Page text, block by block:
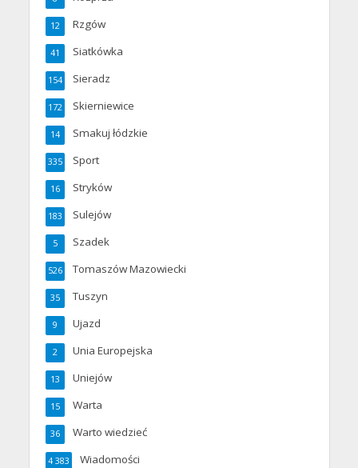
Rzgów
12
Siatkówka
41
Sieradz
154
Skierniewice
172
Smakuj łódzkie
14
Sport
335
Stryków
16
Sulejów
183
Szadek
5
Tomaszów Mazowiecki
526
Tuszyn
35
Ujazd
9
Unia Europejska
2
Uniejów
13
Warta
15
Warto wiedzieć
36
Wiadomości
4 383